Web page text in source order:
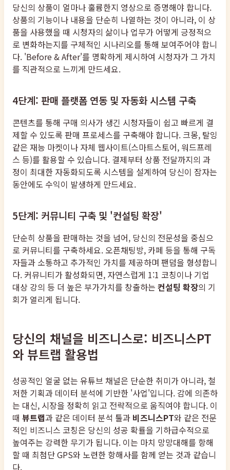
당신의 상품이 얼마나 훌륭한지 영상으로 증명해야 합니다.
상품의 기능이나 내용을 단순히 나열하는 것이 아니라, 이 상
품을 사용했을 때 시청자의 삶이나 업무가 어떻게 긍정적으
로 변화하는지를 구체적인 시나리오를 통해 보여주어야 합니
다. 'Before & After'를 명확하게 제시하여 시청자가 그 가치
를 직관적으로 느끼게 만드세요.
4단계: 판매 플랫폼 연동 및 자동화 시스템 구축
콘텐츠를 통해 구매 의사가 생긴 시청자들이 쉽고 빠르게 결
제할 수 있도록 판매 프로세스를 구축해야 합니다. 크몽, 탈잉
같은 재능 마켓이나 자체 웹사이트(스마트스토어, 워드프레
스 등)를 활용할 수 있습니다. 결제부터 상품 전달까지의 과
정이 최대한 자동화되도록 시스템을 설계하여 당신이 잠자는
동안에도 수익이 발생하게 만드세요.
5단계: 커뮤니티 구축 및 '컨설팅 확장'
단순히 상품을 판매하는 것을 넘어, 당신의 전문성을 중심으
로 커뮤니티를 구축하세요. 오픈채팅방, 카페 등을 통해 구독
자들과 소통하고 추가적인 가치를 제공하며 팬덤을 형성합니
다. 커뮤니티가 활성화되면, 자연스럽게 1:1 코칭이나 기업
대상 강의 등 더 높은 부가가치를 창출하는 컨설팅 확장의 기
회가 열리게 됩니다.
당신의 채널을 비즈니스로: 비즈니스PT
와 뷰트랩 활용법
성공적인 얼굴 없는 유튜브 채널은 단순한 취미가 아니라, 철
저한 기획과 데이터 분석에 기반한 '사업'입니다. 감에 의존하
는 대신, 시장을 정확히 읽고 전략적으로 움직여야 합니다. 이
때 뷰트랩과 같은 데이터 분석 툴과 비즈니스PT와 같은 전문
적인 비즈니스 코칭은 당신의 성공 확률을 기하급수적으로
높여주는 강력한 무기가 됩니다. 이는 마치 망망대해를 항해
할 때 최첨단 GPS와 노련한 항해사를 함께 얻는 것과 같습니
다.